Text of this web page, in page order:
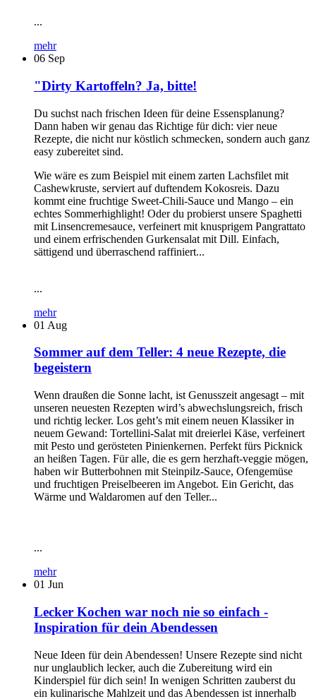
...
mehr
06 Sep
"Dirty Kartoffeln? Ja, bitte!
Du suchst nach frischen Ideen für deine Essensplanung?
Dann haben wir genau das Richtige für dich: vier neue
Rezepte, die nicht nur köstlich schmecken, sondern auch ganz
easy zubereitet sind.
Wie wäre es zum Beispiel mit einem zarten Lachsfilet mit
Cashewkruste, serviert auf duftendem Kokosreis. Dazu
kommt eine fruchtige Sweet-Chili-Sauce und Mango – ein
echtes Sommerhighlight! Oder du probierst unsere Spaghetti
mit Linsencremesauce, verfeinert mit knusprigem Pangrattato
und einem erfrischenden Gurkensalat mit Dill. Einfach,
sättigend und überraschend raffiniert...
...
mehr
01 Aug
Sommer auf dem Teller: 4 neue Rezepte, die
begeistern
Wenn draußen die Sonne lacht, ist Genusszeit angesagt – mit
unseren neuesten Rezepten wird’s abwechslungsreich, frisch
und richtig lecker. Los geht’s mit einem neuen Klassiker in
neuem Gewand: Tortellini-Salat mit dreierlei Käse, verfeinert
mit Pesto und gerösteten Pinienkernen. Perfekt fürs Picknick
an heißen Tagen. Für alle, die es gern herzhaft-veggie mögen,
haben wir Butterbohnen mit Steinpilz-Sauce, Ofengemüse
und fruchtigen Preiselbeeren im Angebot. Ein Gericht, das
Wärme und Waldaromen auf den Teller...
...
mehr
01 Jun
Lecker Kochen war noch nie so einfach -
Inspiration für dein Abendessen
Neue Ideen für dein Abendessen! Unsere Rezepte sind nicht
nur unglaublich lecker, auch die Zubereitung wird ein
Kinderspiel für dich sein! In wenigen Schritten zauberst du
ein kulinarische Mahlzeit und das Abendessen ist innerhalb